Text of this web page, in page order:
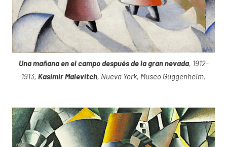
Una mañana en el campo después de la gran nevada, 1912-
1913, Kasimir Malevitch, Nueva York, Museo Guggenheim.